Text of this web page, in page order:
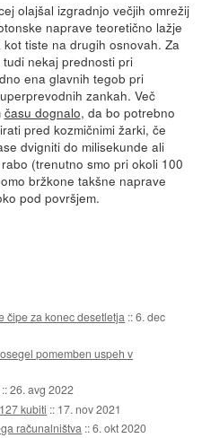
olajšal izgradnjo večjih omrežij
naprave teoretično lažje
tiste na drugih osnovah. Za
nekaj prednosti pri
ena glavnih tegob pri
zankah. Več
času dognalo, da bo potrebno
pred kozmičnimi žarki, če
dvigniti do milisekunde ali
(trenutno smo pri okoli 100
bržkone takšne naprave
pod površjem.
čipe za konec desetletja ::6. dec
pomemben uspeh v
::26. avg 2022
kubiti :: 17. nov 2021
računalništva ::6. okt 2020